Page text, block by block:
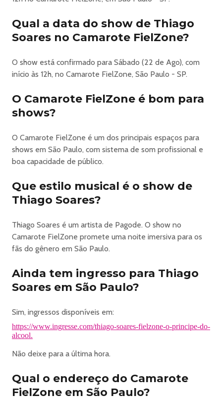
Mais Informações
www.camarotefielzone.com.br
alcool
Qual a data do show de Thiago
Soares no Camarote FielZone?
O show está confirmado para Sábado (22 de Ago), com
início às 12h, no Camarote FielZone, São Paulo - SP.
O Camarote FielZone é bom para
shows?
O Camarote FielZone é um dos principais espaços para
shows em São Paulo, com sistema de som profissional e
boa capacidade de público.
Que estilo musical é o show de
Thiago Soares?
Thiago Soares é um artista de Pagode. O show no
Camarote FielZone promete uma noite imersiva para os
fãs do gênero em São Paulo.
Ainda tem ingresso para Thiago
Soares em São Paulo?
Sim, ingressos disponíveis em:
https://www.ingresse.com/thiago-soares-fielzone-o-principe-do-
alcool.
Não deixe para a última hora.
Qual o endereço do Camarote
FielZone em São Paulo?